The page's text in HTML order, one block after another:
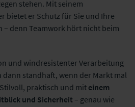
stehen. Mit seinem
bietet er Schutz für Sie und Ihre
– denn Teamwork hört nicht beim
und windresistenter Verarbeitung
standhaft, wenn der Markt mal
praktisch und mit einem
und Sicherheit – genau wie